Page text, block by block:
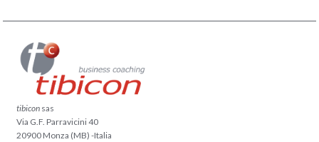
tibicon sas
Via G.F. Parravicini 40
20900 Monza (MB) -Italia